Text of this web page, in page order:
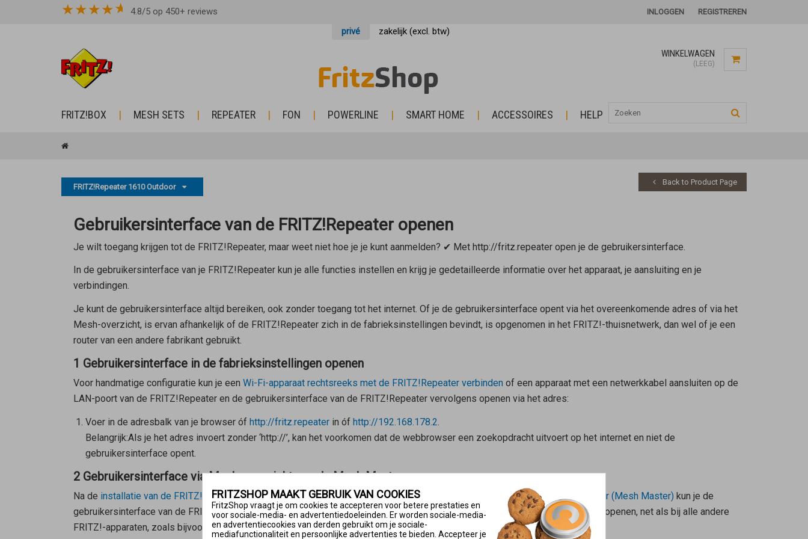
★★★★ 4.8/5 op 450+ reviews INLOGGEN REGISTREREN
privé zakelijk (excl. btw)
WINKELWAGEN
(LEEG)
FRITZ!BOX MESH SETS REPEATER FON POWERLINE SMART HOME ACCESSOIRES HELP
FRITZ!Repeater 1610 Outdoor
Back to Product Page
Gebruikersinterface van de FRITZ!Repeater openen
Je wilt toegang krijgen tot de FRITZ!Repeater, maar weet niet hoe je je kunt aanmelden? ✔ Met http://fritz.repeater open je de gebruikersinterface.
In de gebruikersinterface van je FRITZ!Repeater kun je alle functies instellen en krijg je gedetailleerde informatie over het apparaat, je aansluiting en je
verbindingen.
Je kunt de gebruikersinterface altijd bereiken, ook zonder toegang tot het internet. Of je de gebruikersinterface opent via het overeenkomende adres of via het
Mesh-overzicht, is ervan afhankelijk of de FRITZ!Repeater zich in de fabrieksinstellingen bevindt, is opgenomen in het FRITZ!-thuisnetwerk, dan wel of je een
router van een andere fabrikant gebruikt.
1 Gebruikersinterface in de fabrieksinstellingen openen
Voor handmatige configuratie kun je een Wi-Fi-apparaat rechtsreeks met de FRITZ!Repeater verbinden of een apparaat met een netwerkkabel aansluiten op de
LAN-poort van de FRITZ!Repeater en de gebruikersinterface van de FRITZ!Repeater vervolgens openen via het adres:
Voer in de adresbalk van je browser óf http://fritz.repeaterin óf http://192.168.178.2.
Belangrijk:Als je het adres invoert zonder ‘http://’, kan het voorkomen dat de webbrowser een zoekopdracht uitvoert op het internet en niet de
gebruikersinterface opent.
2 Gebruikersinterface via Mesh-overzicht van de Mesh Master openen
Na de installatie van de FRITZ!Repeater achter de FRITZ!Boxof deinstallatie van de FRITZ!Repeater achter de FRITZ!Repeater (Mesh Master) kun je de
gebruikersinterface van de FRITZ!Repeater gemakkelijk met een klik van de muis via het Mesh-overzicht van deMesh Master
openen, net als bij alle andere
FRITZ!-apparaten, zoals bijvoorbeeld FRITZ!Smart Gateway of FRITZ!Powerline:
FRITZSHOP MAAKT GEBRUIK VAN COOKIES
FritzShop vraagt je om cookies te accepteren voor betere prestaties en
voor sociale-media- en advertentiedoeleinden. Er worden sociale-media-
en advertentiecookies van derden gebruikt om je sociale-
mediafunctionaliteit en persoonlijke advertenties te bieden. Accepteer je